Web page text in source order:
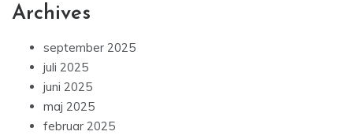
Archives
september 2025
juli 2025
juni 2025
maj 2025
februar 2025